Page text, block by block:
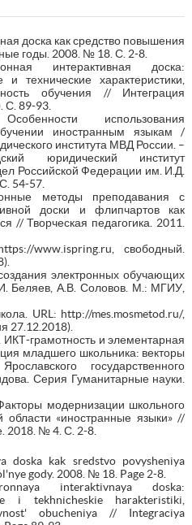
доска как средство повышения
годы. 2008. № 18. С. 2-8.
интерактивная доска:
технические характеристики,
обучения // Интеграция
С. 89-93.
использования
иностранным языкам /
института МВД России. –
юридический институт
Российской Федерации им. И.Д.
54-57.
методы преподавания с
доски и флипчартов как
// Творческая педагогика. 2011.
www.ispring.ru, свободный.
электронных обучающих
Беляев, А.В. Соловов. М.: МГИУ,
URL: http://mes.mosmetod.ru/,
27.12.2018).
грамотность и элементарная
младшего школьника: векторы
государственного
Серия Гуманитарные науки.
модернизации школьного
области «иностранные языки» //
2018. № 4. С. 2-8.
doska kak sredstvo povysheniya
gody. 2008. № 18. Page 2-8.
interaktivnaya doska:
i tekhnicheskie harakteristiki,
obucheniya // Integraciya